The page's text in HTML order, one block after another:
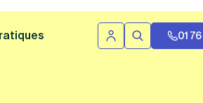
Se connecter01